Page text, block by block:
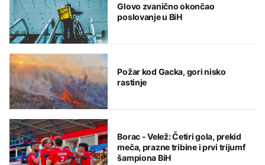
Glovo zvanično okončao
poslovanje u BiH
Požar kod Gacka, gori nisko
rastinje
Borac - Velež: Četiri gola, prekid
meča, prazne tribine i prvi trijumf
šampiona BiH